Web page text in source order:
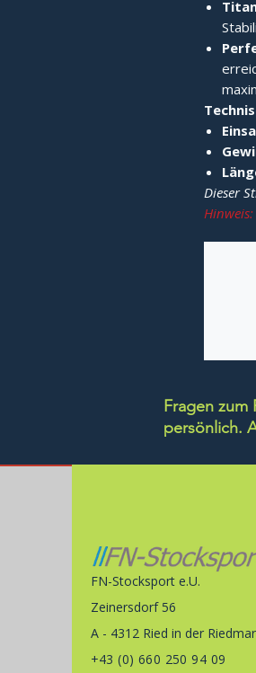
Dieser
Fragen zum
persönlich.
FN-Stocksport e.U.
Zeinersdorf 56
A - 4312 Ried in der
+43 (0) 660 250 94 09